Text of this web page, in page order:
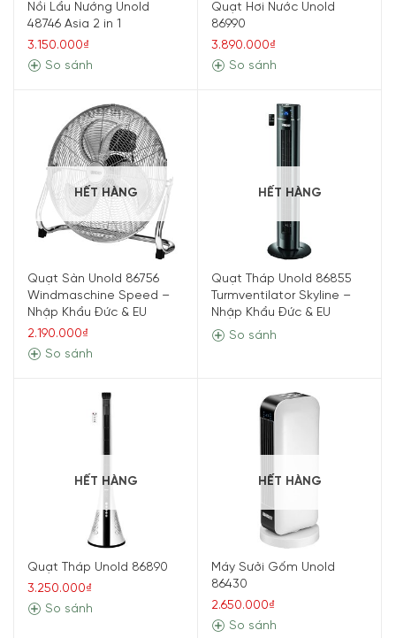
Nồi Lẩu Nướng Unold
48746 Asia 2 in 1
3.150.000₫
So sánh
Quạt Hơi Nước Unold
86990
3.890.000₫
So sánh
HẾT HÀNG
Quạt Sàn Unold 86756
Windmaschine Speed –
Nhập Khẩu Đức & EU
2.190.000₫
So sánh
HẾT HÀNG
Quạt Tháp Unold 86855
Turmventilator Skyline –
Nhập Khẩu Đức & EU
So sánh
HẾT HÀNG
Quạt Tháp Unold 86890
3.250.000₫
So sánh
HẾT HÀNG
Máy Sưởi Gốm Unold
86430
2.650.000₫
So sánh